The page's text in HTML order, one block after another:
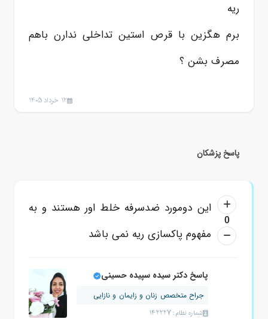
ریه
برم هگزین با قرص استین تداخلی ندارن باهم
مصرف بشن ؟
12 خرداد 1405
پاسخ پزشکان
0
این دومورد ضدسرفه خلط اور هستند و به
مفهوم پاکسازی ریه نمی باشد
پاسخ دکتر سیده سپیده حسینی
جراح متخصص زنان و زایمان و نازایی
شماره نظام: 142227